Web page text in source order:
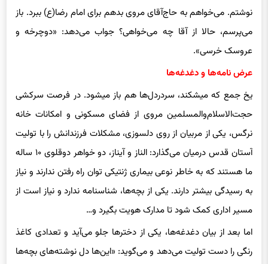
پرنیان می‌گوید: این نامه من به امام رضا(ع) است. آرزویم را رویش
نوشتم. می‌خواهم به حاج‌آقای مروی بدهم برای امام رضا(ع) ببرد. باز
می‌پرسم، حالا از آقا چه می‌خواهی؟ جواب می‌دهد: «دوچرخه و
عروسک خرسی».
عرض نامه‌ها و دغدغه‌ها
یخ جمع که می‎شکند، سردردل‌ها هم باز می‎شود. در فرصت سرکشی
حجت‌الاسلام‌والمسلمین مروی از فضای مسکونی و امکانات خانه
نرگس، یکی از مربیان از روی دلسوزی، مشکلات فرزندانش را با تولیت
آستان قدس درمیان می‌گذارد: الناز و آیناز، دو خواهر دوقلوی ۱۰ ساله
ما هستند که به خاطر نوعی بیماری ژنتیکی توان راه رفتن ندارند و نیاز
به رسیدگی بیشتر دارند. یکی از بچه‌ها، شناسنامه ندارد و نیاز است از
مسیر اداری کمک شود تا مدارک هویت بگیرد و…
اما بعد از بیان دغدغه‌ها، یکی از دخترها جلو می‌آید و تعدادی کاغذ